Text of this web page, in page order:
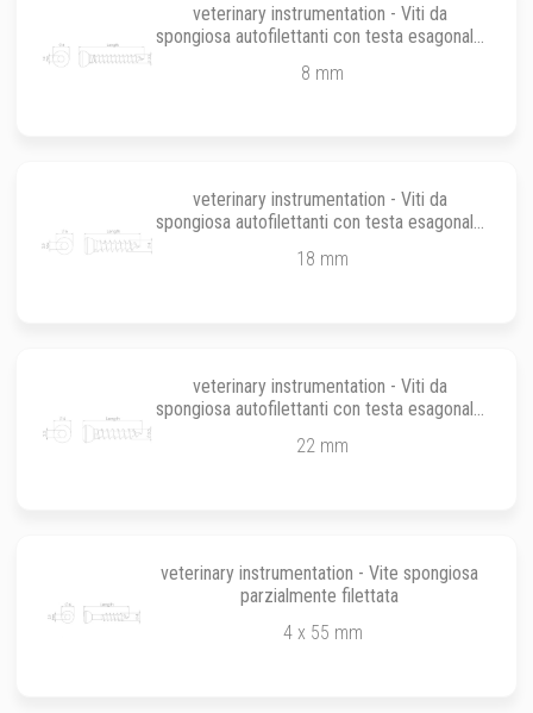
veterinary instrumentation - Viti da
spongiosa autofilettanti con testa esagonale
8 mm
veterinary instrumentation - Viti da
spongiosa autofilettanti con testa esagonale
18 mm
veterinary instrumentation - Viti da
spongiosa autofilettanti con testa esagonale
22 mm
veterinary instrumentation - Vite spongiosa
parzialmente filettata
4 x 55 mm